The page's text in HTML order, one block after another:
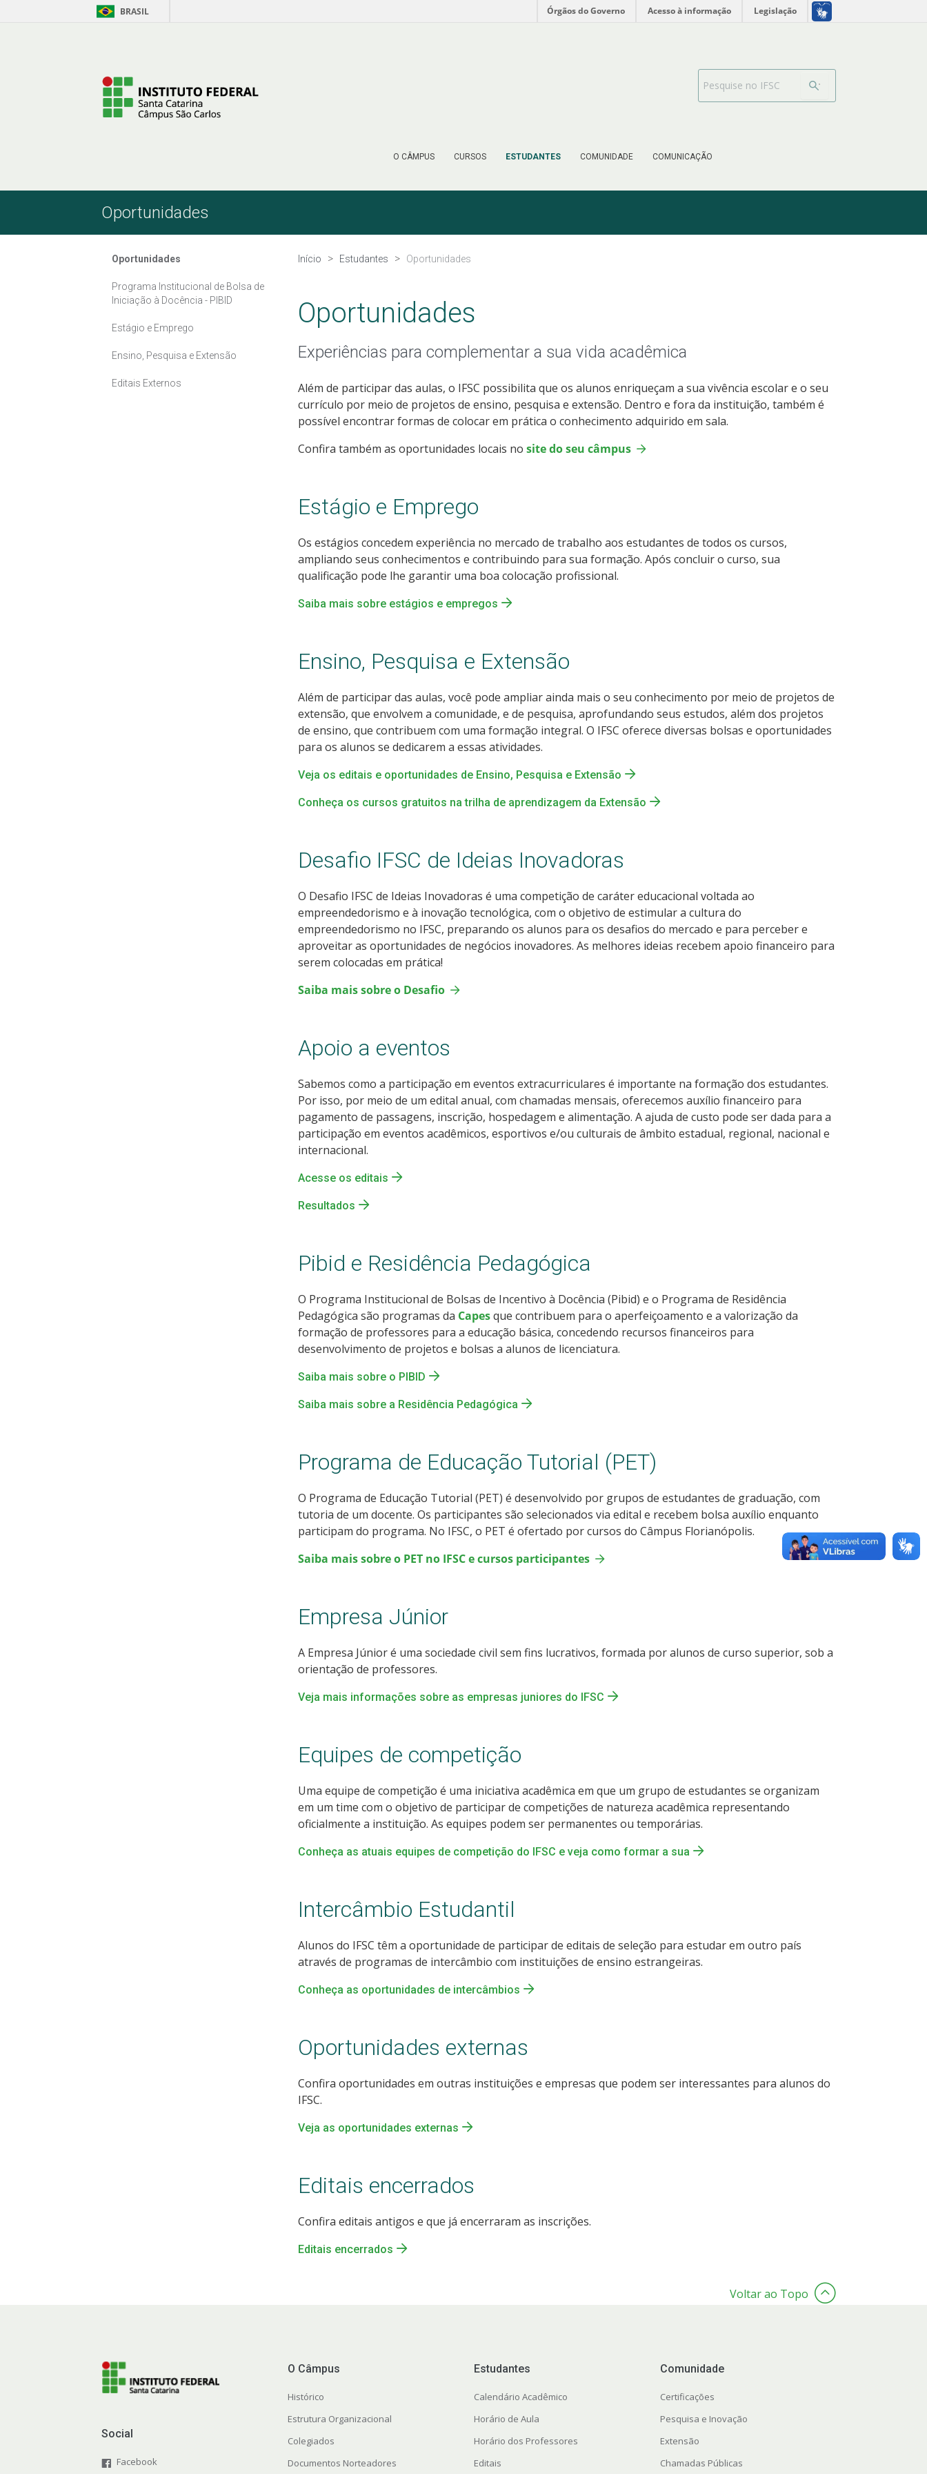
Pular para o Conteúdo BRASIL Órgãos do Governo Acesso à informação Legislação
O CÂMPUS CURSOS ESTUDANTES COMUNIDADE COMUNICAÇÃO
Barra de busca
Oportunidades
Oportunidades
Programa Institucional de Bolsa de
Iniciação à Docência - PIBID
Estágio e Emprego
Ensino, Pesquisa e Extensão
Editais Externos
Início Estudantes Oportunidades
Oportunidades
Experiências para complementar a sua vida acadêmica
Além de participar das aulas, o IFSC possibilita que os alunos enriqueçam a sua vivência escolar e o seu
currículo por meio de projetos de ensino, pesquisa e extensão. Dentro e fora da instituição, também é
possível encontrar formas de colocar em prática o conhecimento adquirido em sala.
Confira também as oportunidades locais no site do seu câmpus
Estágio e Emprego
Os estágios concedem experiência no mercado de trabalho aos estudantes de todos os cursos,
ampliando seus conhecimentos e contribuindo para sua formação. Após concluir o curso, sua
qualificação pode lhe garantir uma boa colocação profissional.
Saiba mais sobre estágios e empregos
Ensino, Pesquisa e Extensão
Além de participar das aulas, você pode ampliar ainda mais o seu conhecimento por meio de projetos de
extensão, que envolvem a comunidade, e de pesquisa, aprofundando seus estudos, além dos projetos
de ensino, que contribuem com uma formação integral. O IFSC oferece diversas bolsas e oportunidades
para os alunos se dedicarem a essas atividades.
Veja os editais e oportunidades de Ensino, Pesquisa e Extensão
Conheça os cursos gratuitos na trilha de aprendizagem da Extensão
Desafio IFSC de Ideias Inovadoras
O Desafio IFSC de Ideias Inovadoras é uma competição de caráter educacional voltada ao
empreendedorismo e à inovação tecnológica, com o objetivo de estimular a cultura do
empreendedorismo no IFSC, preparando os alunos para os desafios do mercado e para perceber e
aproveitar as oportunidades de negócios inovadores. As melhores ideias recebem apoio financeiro para
serem colocadas em prática!
Saiba mais sobre o Desafio
Apoio a eventos
Sabemos como a participação em eventos extracurriculares é importante na formação dos estudantes.
Por isso, por meio de um edital anual, com chamadas mensais, oferecemos auxílio financeiro para
pagamento de passagens, inscrição, hospedagem e alimentação. A ajuda de custo pode ser dada para a
participação em eventos acadêmicos, esportivos e/ou culturais de âmbito estadual, regional, nacional e
internacional.
Acesse os editais
Resultados
Pibid e Residência Pedagógica
O Programa Institucional de Bolsas de Incentivo à Docência (Pibid) e o Programa de Residência
Pedagógica são programas da Capesque contribuem para o aperfeiçoamento e a valorização da
formação de professores para a educação básica, concedendo recursos financeiros para
desenvolvimento de projetos e bolsas a alunos de licenciatura.
Saiba mais sobre o PIBID
Saiba mais sobre a Residência Pedagógica
Programa de Educação Tutorial (PET)
O Programa de Educação Tutorial (PET) é desenvolvido por grupos de estudantes de graduação, com
tutoria de um docente. Os participantes são selecionados via edital e recebem bolsa auxílio enquanto
participam do programa. No IFSC, o PET é ofertado por cursos do Câmpus Florianópolis.
Saiba mais sobre o PET no IFSC e cursos participantes
Empresa Júnior
A Empresa Júnior é uma sociedade civil sem fins lucrativos, formada por alunos de curso superior, sob a
orientação de professores.
Veja mais informações sobre as empresas juniores do IFSC
Equipes de competição
Uma equipe de competição é uma iniciativa acadêmica em que um grupo de estudantes se organizam
em um time com o objetivo de participar de competições de natureza acadêmica representando
oficialmente a instituição. As equipes podem ser permanentes ou temporárias.
Conheça as atuais equipes de competição do IFSC e veja como formar a sua
Intercâmbio Estudantil
Alunos do IFSC têm a oportunidade de participar de editais de seleção para estudar em outro país
através de programas de intercâmbio com instituições de ensino estrangeiras.
Conheça as oportunidades de intercâmbios
Oportunidades externas
Confira oportunidades em outras instituições e empresas que podem ser interessantes para alunos do
IFSC.
Veja as oportunidades externas
Editais encerrados
Confira editais antigos e que já encerraram as inscrições.
Editais encerrados
Voltar ao Topo
Social
Facebook
O Câmpus
Histórico
Estrutura Organizacional
Colegiados
Documentos Norteadores
Estudantes
Calendário Acadêmico
Horário de Aula
Horário dos Professores
Editais
Comunidade
Certificações
Pesquisa e Inovação
Extensão
Chamadas Públicas